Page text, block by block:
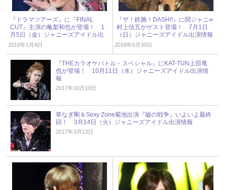
『ドラマツアーズ』に『FINAL
CUT』主演の亀梨和也が登場！ 1
月5日（金）ジャニーズアイドル出
演情報
2018年1月4日
『ザ！鉄腕！DASH!!』に関ジャニ∞
村上信五がゲスト登場！ 7月1日
（日）ジャニーズアイドル出演情報
2018年6月30日
『THEカラオケバトル・スペシャル』にKAT-TUN上田竜
也が登場！ 10月11日（水）ジャニーズアイドル出演情
報
2017年10月10日
草なぎ剛＆Sexy Zone菊池出演『嘘の戦争』いよいよ最終
回！ 3月14日（火）ジャニーズアイドル出演情報
2017年3月13日